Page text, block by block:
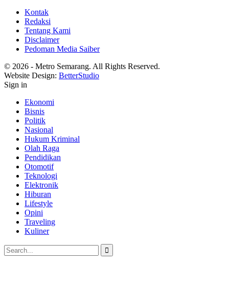
Kontak
Redaksi
Tentang Kami
Disclaimer
Pedoman Media Saiber
© 2026 - Metro Semarang. All Rights Reserved.
Website Design: BetterStudio
Sign in
Ekonomi
Bisnis
Politik
Nasional
Hukum Kriminal
Olah Raga
Pendidikan
Otomotif
Teknologi
Elektronik
Hiburan
Lifestyle
Opini
Traveling
Kuliner